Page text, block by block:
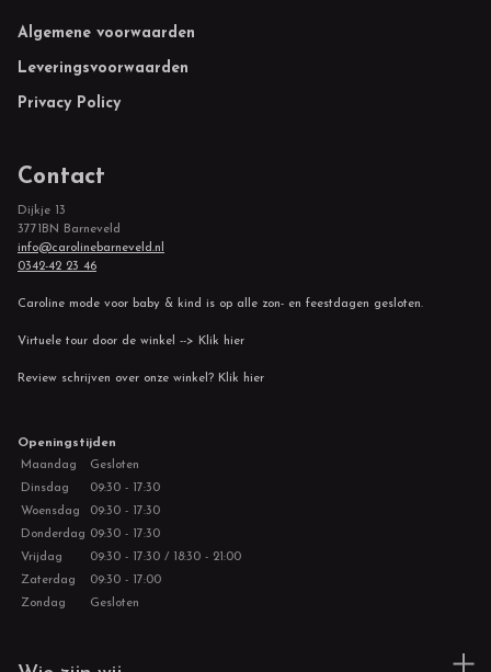
Footer
Algemene voorwaarden
Leveringsvoorwaarden
Privacy Policy
Contact
Dijkje 13
3771BN Barneveld
info@carolinebarneveld.nl
0342-42 23 46
Caroline mode voor baby & kind is op alle zon- en feestdagen gesloten.
Virtuele tour door de winkel --> Klik hier
Review schrijven over onze winkel? Klik hier
Openingstijden
Maandag
Gesloten
Dinsdag
09:30 - 17:30
Woensdag
09:30 - 17:30
Donderdag 09:30 - 17:30
Vrijdag
09:30 - 17:30 / 18:30 - 21:00
Zaterdag
09:30 - 17:00
Zondag
Gesloten